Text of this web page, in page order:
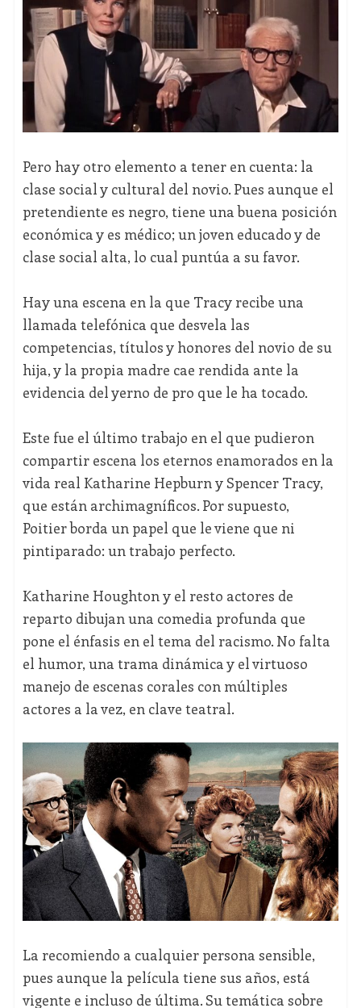
Pero hay otro elemento a tener en cuenta: la
clase social y cultural del novio. Pues aunque el
pretendiente es negro, tiene una buena posición
económica y es médico; un joven educado y de
clase social alta, lo cual puntúa a su favor.
Hay una escena en la que Tracy recibe una
llamada telefónica que desvela las
competencias, títulos y honores del novio de su
hija, y la propia madre cae rendida ante la
evidencia del yerno de pro que le ha tocado.
Este fue el último trabajo en el que pudieron
compartir escena los eternos enamorados en la
vida real Katharine Hepburn y Spencer Tracy,
que están archimagníficos. Por supuesto,
Poitier borda un papel que le viene que ni
pintiparado: un trabajo perfecto.
Katharine Houghton y el resto actores de
reparto dibujan una comedia profunda que
pone el énfasis en el tema del racismo. No falta
el humor, una trama dinámica y el virtuoso
manejo de escenas corales con múltiples
actores a la vez, en clave teatral.
La recomiendo a cualquier persona sensible,
pues aunque la película tiene sus años, está
vigente e incluso de última. Su temática sobre